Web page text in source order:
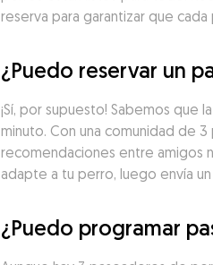
reserva para garantizar que
¿Puedo reservar un
¡Sí, por supuesto! Sabemos
minuto. Con una comunidad de
recomendaciones entre amigos
adapte a tu perro, luego envía
¿Puedo programar